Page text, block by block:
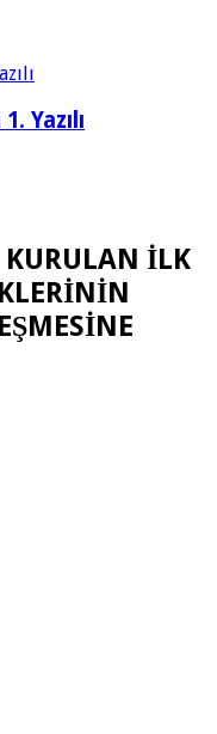
Yazılı
KURULAN İLK